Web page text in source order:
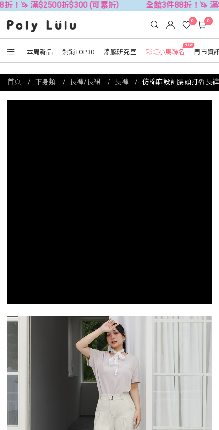
$2500折$300 (可累折） 全館3件88折！🦄 滿$2500
本周新品 熱銷TOP30 涼感研究室
NEW
彩虹小馬聯名 門市資
0 0
首頁 下身類 長褲/長裙 長褲 仿棉麻設計腰頭打褶長